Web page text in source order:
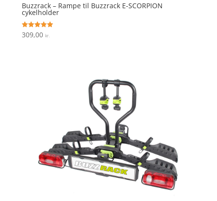
Buzzrack – Rampe til Buzzrack E-SCORPION
cykelholder
Vurderet
5
309,00 kr.